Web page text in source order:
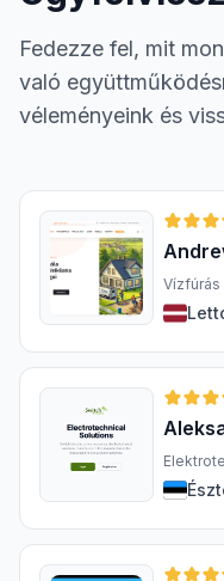
Fedezze fel, mit
való
véleményeink és
Vízfúrás